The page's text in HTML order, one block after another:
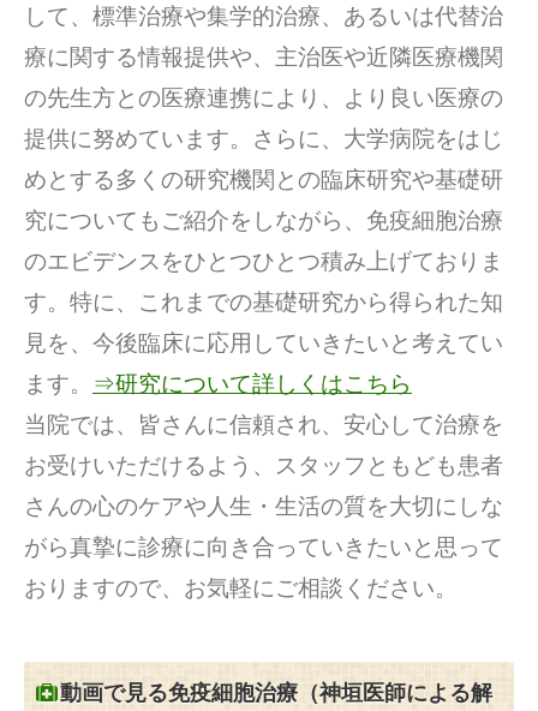
して、標準治療や集学的治療、あるいは代替治
療に関する情報提供や、主治医や近隣医療機関
の先生方との医療連携により、より良い医療の
提供に努めています。さらに、大学病院をはじ
めとする多くの研究機関との臨床研究や基礎研
究についてもご紹介をしながら、免疫細胞治療
のエビデンスをひとつひとつ積み上げておりま
す。特に、これまでの基礎研究から得られた知
見を、今後臨床に応用していきたいと考えてい
ます。 ⇒研究について詳しくはこちら
当院では、皆さんに信頼され、安心して治療を
お受けいただけるよう、スタッフともども患者
さんの心のケアや人生・生活の質を大切にしな
がら真摯に診療に向き合っていきたいと思って
おりますので、お気軽にご相談ください。
動画で見る免疫細胞治療（神垣医師による解